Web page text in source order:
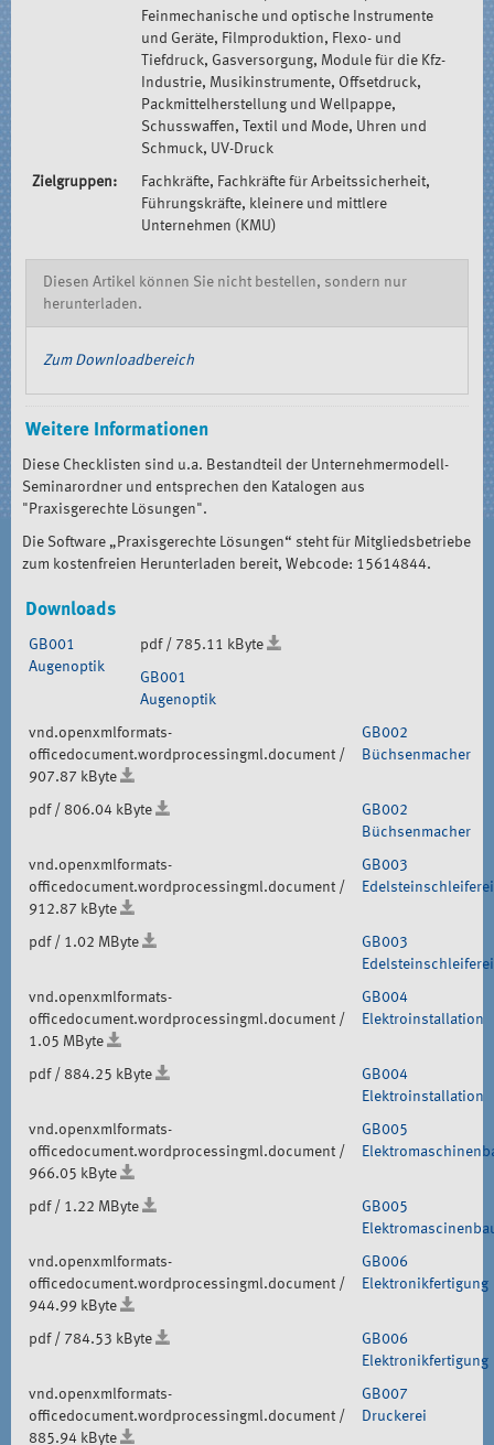
Feinmechanische und optische Instrumente
und Geräte, Filmproduktion, Flexo- und
Tiefdruck, Gasversorgung, Module für die Kfz-
Industrie, Musikinstrumente, Offsetdruck,
Packmittelherstellung und Wellpappe,
Schusswaffen, Textil und Mode, Uhren und
Schmuck, UV-Druck
Zielgruppen:
Fachkräfte, Fachkräfte für Arbeitssicherheit,
Führungskräfte, kleinere und mittlere
Unternehmen (KMU)
Diesen Artikel können Sie nicht bestellen, sondern nur
herunterladen.
Zum Downloadbereich
Weitere Informationen
Diese Checklisten sind u.a. Bestandteil der Unternehmermodell-
Seminarordner und entsprechen den Katalogen aus
"Praxisgerechte Lösungen".
Die Software „Praxisgerechte Lösungen“ steht für Mitgliedsbetriebe
zum kostenfreien Herunterladen bereit, Webcode: 15614844.
Downloads
GB001
Augenoptik
pdf / 785.11 kByte
GB001
Augenoptik
vnd.openxmlformats-
officedocument.wordprocessingml.document /
907.87 kByte
GB002
Büchsenmacher
pdf / 806.04 kByte
GB002
Büchsenmacher
vnd.openxmlformats-
officedocument.wordprocessingml.document /
912.87 kByte
GB003
Edelsteinschleiferei
pdf / 1.02 MByte
GB003
Edelsteinschleiferei
vnd.openxmlformats-
officedocument.wordprocessingml.document /
1.05 MByte
GB004
Elektroinstallation
pdf / 884.25 kByte
GB004
Elektroinstallation
vnd.openxmlformats-
officedocument.wordprocessingml.document /
966.05 kByte
GB005
pdf / 1.22 MByte
GB005
vnd.openxmlformats-
officedocument.wordprocessingml.document /
944.99 kByte
GB006
Elektronikfertigung
pdf / 784.53 kByte
GB006
Elektronikfertigung
vnd.openxmlformats-
officedocument.wordprocessingml.document /
885.94 kByte
GB007
Druckerei